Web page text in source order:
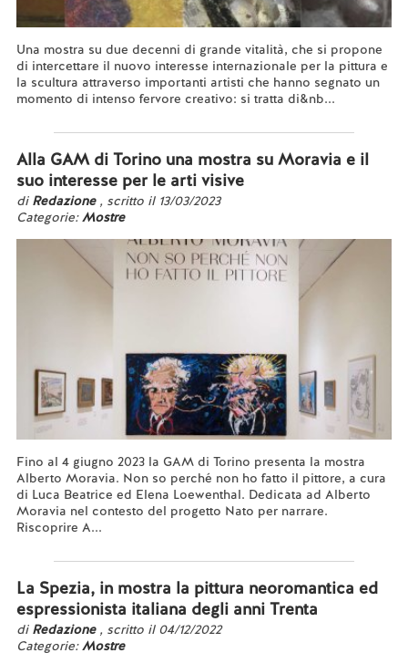
Una mostra su due decenni di grande vitalità, che si propone
di intercettare il nuovo interesse internazionale per la pittura e
la scultura attraverso importanti artisti che hanno segnato un
momento di intenso fervore creativo: si tratta di&nb...
Alla GAM di Torino una mostra su Moravia e il
suo interesse per le arti visive
di Redazione , scritto il 13/03/2023
Categorie:Mostre
Fino al 4 giugno 2023 la GAM di Torino presenta la mostra
Alberto Moravia. Non so perché non ho fatto il pittore, a cura
di Luca Beatrice ed Elena Loewenthal. Dedicata ad Alberto
Moravia nel contesto del progetto Nato per narrare.
Riscoprire A...
La Spezia, in mostra la pittura neoromantica ed
espressionista italiana degli anni Trenta
di Redazione , scritto il 04/12/2022
Categorie:Mostre